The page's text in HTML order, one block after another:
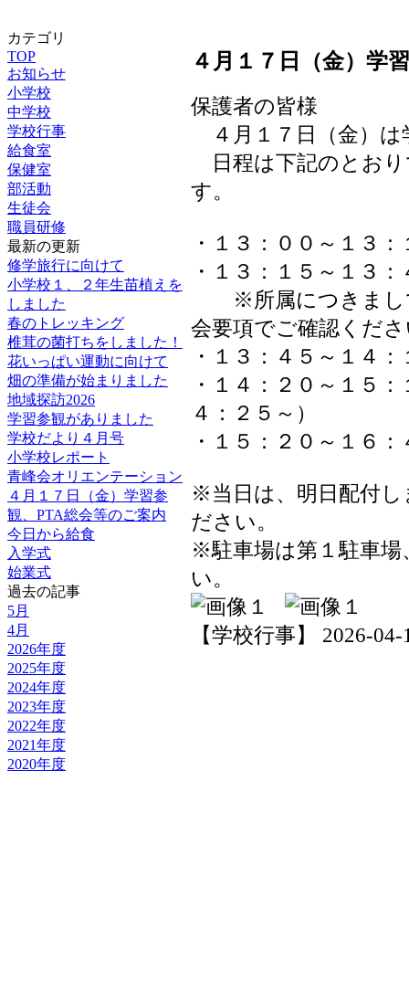
カテゴリ
TOP
お知らせ
小学校
中学校
学校行事
給食室
保健室
部活動
生徒会
職員研修
最新の更新
修学旅行に向けて
小学校１、２年生苗植えを
しました
春のトレッキング
椎茸の菌打ちをしました！
花いっぱい運動に向けて
畑の準備が始まりました
地域探訪2026
学習参観がありました
学校だより４月号
小学校レポート
青峰会オリエンテーション
４月１７日（金）学習参
観、PTA総会等のご案内
今日から給食
入学式
始業式
過去の記事
5月
4月
2026年度
2025年度
2024年度
2023年度
2022年度
2021年度
2020年度
４月１７日（金）学
保護者の皆様
４月１７日（金）は
日程は下記のとお
す。
・１３：００～１３
・１３：１５～１３
※所属につきまして
会要項でご確認くだ
・１３：４５～１４
・１４：２０～１５
４：２５～）
・１５：２０～１６
※当日は、明日配付し
ださい。
※駐車場は第１駐車場
い。
【学校行事】 2026-